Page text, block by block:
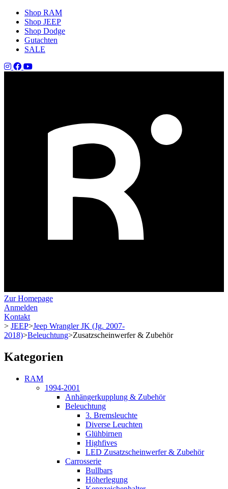
Shop RAM
Shop JEEP
Shop Dodge
Gutachten
SALE
Zur Homepage
Anmelden
Kontakt
> JEEP>Jeep Wrangler JK (Jg. 2007-
2018)>Beleuchtung>Zusatzscheinwerfer & Zubehör
Kategorien
RAM
1994-2001
Anhängerkupplung & Zubehör
Beleuchtung
3. Bremsleuchte
Diverse Leuchten
Glühbirnen
Highfives
LED Zusatzscheinwerfer & Zubehör
Carrosserie
Bullbars
Höherlegung